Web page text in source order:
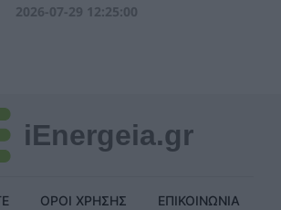
2026-07-29 12:25:00
iEnergeia.gr
ΟΡΟΙ ΧΡΗΣΗΣ ΕΠΙΚΟΙΝΩΝΙΑ